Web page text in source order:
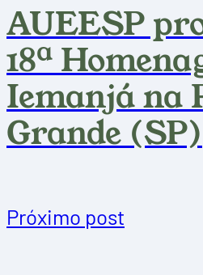
AUEESP
18ª
Iemanjá na
Grande (SP)
Próximo post